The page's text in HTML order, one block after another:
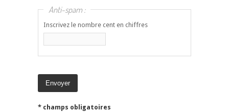
Anti-spam :
Inscrivez le nombre cent en chiffres
* champs obligatoires